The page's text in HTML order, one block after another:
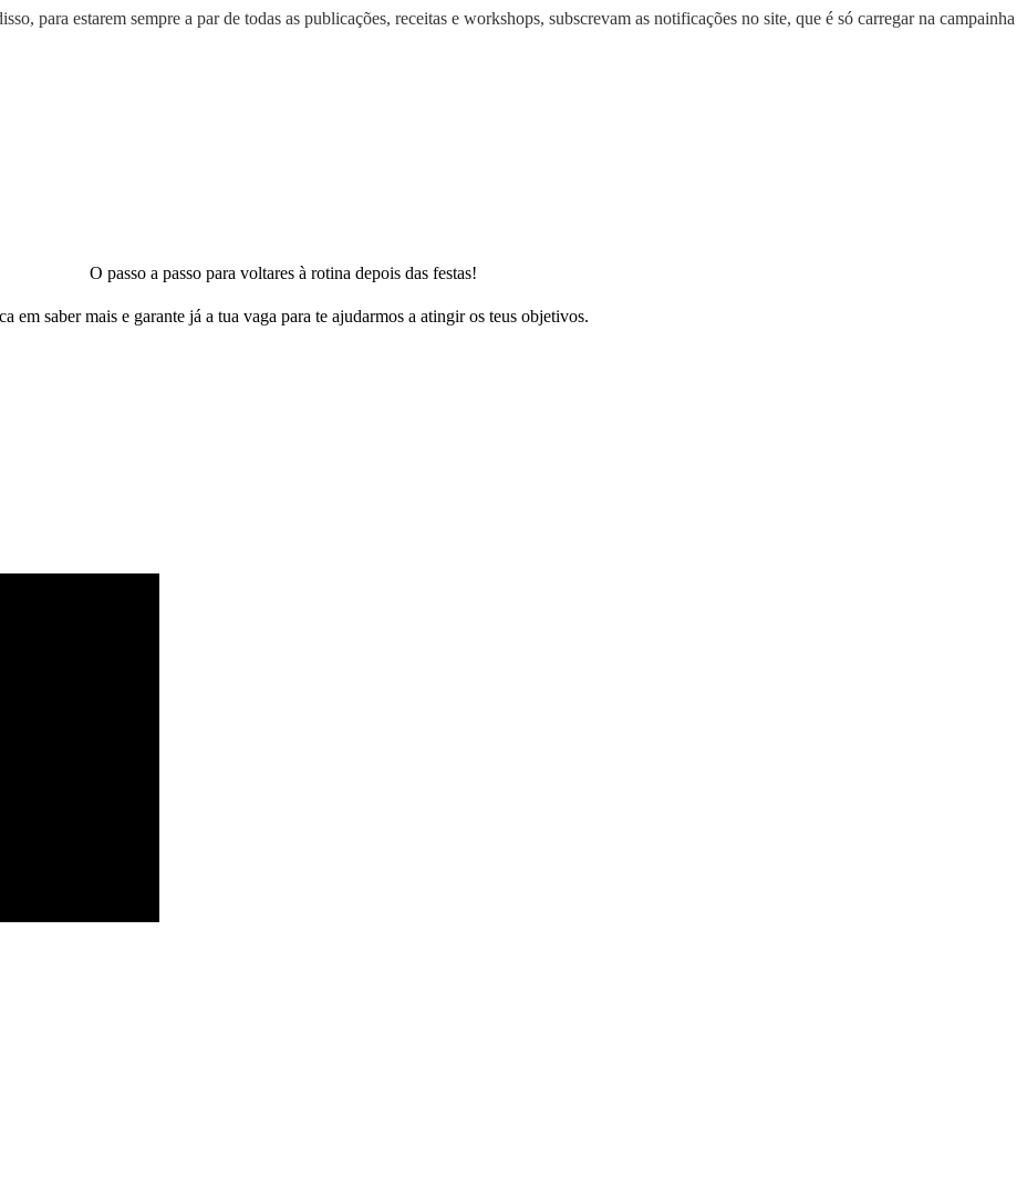
para estarem sempre a par de todas as publicações, receitas e workshops, subscrevam as notificações no site, que é só carregar na campainha
O passo a passo para voltares à rotina depois das festas!
em saber mais e garante já a tua vaga para te ajudarmos a atingir os teus objetivos.